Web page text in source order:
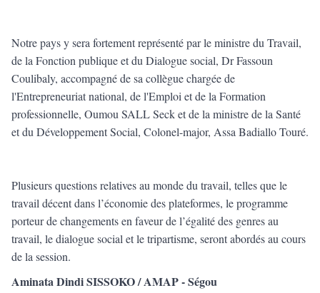
Notre pays y sera fortement représenté par le ministre du Travail,
de la Fonction publique et du Dialogue social, Dr Fassoun
Coulibaly, accompagné de sa collègue chargée de
l'Entrepreneuriat national, de l'Emploi et de la Formation
professionnelle, Oumou SALL Seck et de la ministre de la Santé
et du Développement Social, Colonel-major, Assa Badiallo Touré.
Plusieurs questions relatives au monde du travail, telles que le
travail décent dans l’économie des plateformes, le programme
porteur de changements en faveur de l’égalité des genres au
travail, le dialogue social et le tripartisme, seront abordés au cours
de la session.
Aminata Dindi SISSOKO / AMAP - Ségou